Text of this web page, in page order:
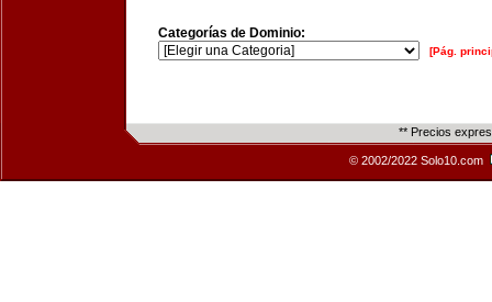
Categorías de Dominio:
[Pág.
** Precios
© 2002/2022 Solo10.com